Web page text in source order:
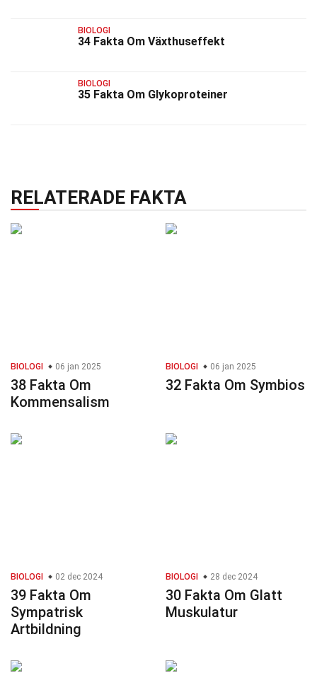
BIOLOGI
34 Fakta Om Växthuseffekt
BIOLOGI
35 Fakta Om Glykoproteiner
RELATERADE FAKTA
BIOLOGI 06 jan 2025
38 Fakta Om
Kommensalism
BIOLOGI 06 jan 2025
32 Fakta Om Symbios
BIOLOGI 02 dec 2024
39 Fakta Om
Sympatrisk
Artbildning
BIOLOGI 28 dec 2024
30 Fakta Om Glatt
Muskulatur